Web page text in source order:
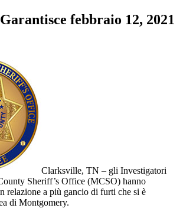
febbraio 12, 2021
Clarksville, TN – gli Investigatori
Sheriff’s Office (MCSO) hanno
relazione a più gancio di furti che si è
di Montgomery.